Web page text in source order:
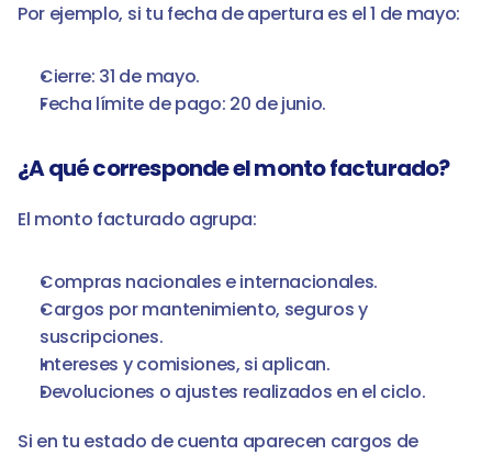
Por ejemplo, si tu fecha de apertura es el 1 de mayo:
Cierre: 31 de mayo.
Fecha límite de pago: 20 de junio.
¿A qué corresponde el monto facturado?
El monto facturado agrupa:
Compras nacionales e internacionales.
Cargos por mantenimiento, seguros y
suscripciones.
Intereses y comisiones, si aplican.
Devoluciones o ajustes realizados en el ciclo.
Si en tu estado de cuenta aparecen cargos de